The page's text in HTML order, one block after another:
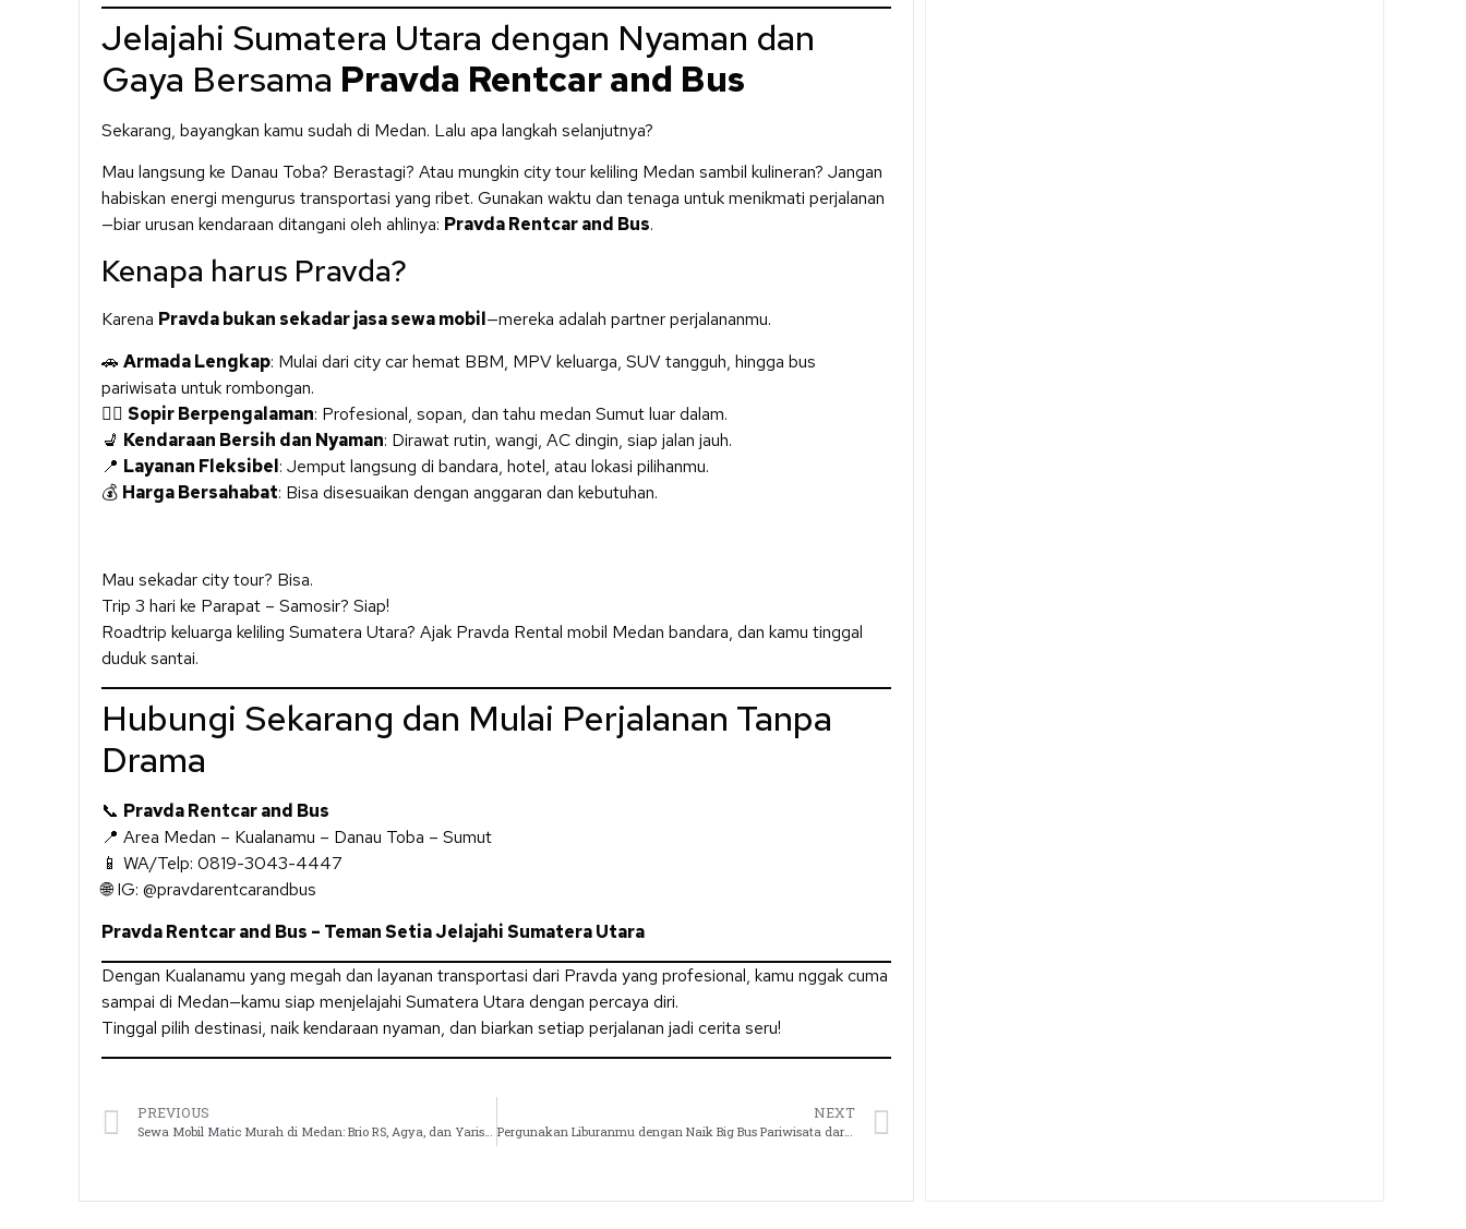
Jelajahi Sumatera Utara dengan Nyaman dan
Gaya Bersama Pravda Rentcar and Bus
Sekarang, bayangkan kamu sudah di Medan. Lalu apa langkah selanjutnya?
Mau langsung ke Danau Toba? Berastagi? Atau mungkin city tour keliling Medan sambil kulineran? Jangan
habiskan energi mengurus transportasi yang ribet. Gunakan waktu dan tenaga untuk menikmati perjalanan
—biar urusan kendaraan ditangani oleh ahlinya: Pravda Rentcar and Bus.
Kenapa harus Pravda?
Karena Pravda bukan sekadar jasa sewa mobil—mereka adalah partner perjalananmu.
🚗 Armada Lengkap: Mulai dari city car hemat BBM, MPV keluarga, SUV tangguh, hingga bus
pariwisata untuk rombongan.
👨‍✈️ Sopir Berpengalaman: Profesional, sopan, dan tahu medan Sumut luar dalam.
💺 Kendaraan Bersih dan Nyaman: Dirawat rutin, wangi, AC dingin, siap jalan jauh.
📍 Layanan Fleksibel: Jemput langsung di bandara, hotel, atau lokasi pilihanmu.
💰 Harga Bersahabat: Bisa disesuaikan dengan anggaran dan kebutuhan.
Mau sekadar city tour? Bisa.
Trip 3 hari ke Parapat – Samosir? Siap!
Roadtrip keluarga keliling Sumatera Utara? Ajak Pravda Rental mobil Medan bandara, dan kamu tinggal
duduk santai.
Hubungi Sekarang dan Mulai Perjalanan Tanpa
Drama
📞 Pravda Rentcar and Bus
📍 Area Medan – Kualanamu – Danau Toba – Sumut
📱 WA/Telp: 0819-3043-4447
🌐 IG: @pravdarentcarandbus
Pravda Rentcar and Bus – Teman Setia Jelajahi Sumatera Utara
Dengan Kualanamu yang megah dan layanan transportasi dari Pravda yang profesional, kamu nggak cuma
sampai di Medan—kamu siap menjelajahi Sumatera Utara dengan percaya diri.
Tinggal pilih destinasi, naik kendaraan nyaman, dan biarkan setiap perjalanan jadi cerita seru!
PREVIOUS NEXT
Pergunakan Liburanmu dengan Naik Big Bus Pariwisata dari Pravda Rentcar and Bus